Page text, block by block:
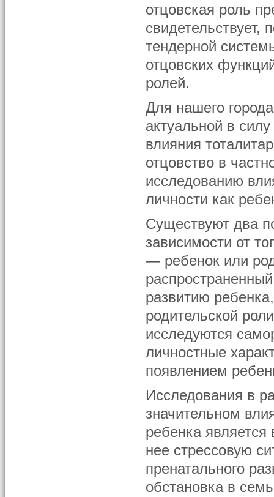
отцовская роль
тендерной
отцовских
ролей.
Для нашего
актуальной в
влияния
отцовство в
исследованию
личности как
Существуют два
зависимости от
— ребенок или
развитию
родительской
исследуются
личностные
появлением
Исследования в
значительном
ребенка является
нее стрессовую
пренатального
обстановка в